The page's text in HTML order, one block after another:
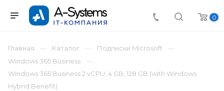
0
Главная Каталог
Подписки Microsoft
Windows 365 Business
Windows 365 Business 2 vCPU, 4 GB, 128 GB (with Windows
Hybrid Benefit)